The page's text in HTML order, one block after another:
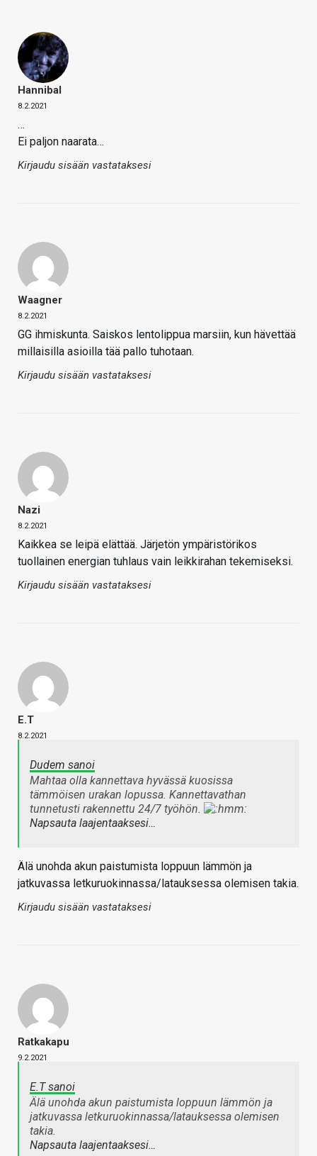
Hannibal
8.2.2021
…
Ei paljon naarata…
Kirjaudu sisään vastataksesi
Waagner
8.2.2021
GG ihmiskunta. Saiskos lentolippua marsiin, kun hävettää
millaisilla asioilla tää pallo tuhotaan.
Kirjaudu sisään vastataksesi
Nazi
8.2.2021
Kaikkea se leipä elättää. Järjetön ympäristörikos
tuollainen energian tuhlaus vain leikkirahan tekemiseksi.
Kirjaudu sisään vastataksesi
E.T
8.2.2021
Dudem sanoi
Mahtaa olla kannettava hyvässä kuosissa
tämmöisen urakan lopussa. Kannettavathan
tunnetusti rakennettu 24/7 työhön.
Napsauta laajentaaksesi…
Älä unohda akun paistumista loppuun lämmön ja
jatkuvassa letkuruokinnassa/latauksessa olemisen takia.
Kirjaudu sisään vastataksesi
Ratkakapu
9.2.2021
E.T sanoi
Älä unohda akun paistumista loppuun lämmön ja
jatkuvassa letkuruokinnassa/latauksessa olemisen
takia.
Napsauta laajentaaksesi…